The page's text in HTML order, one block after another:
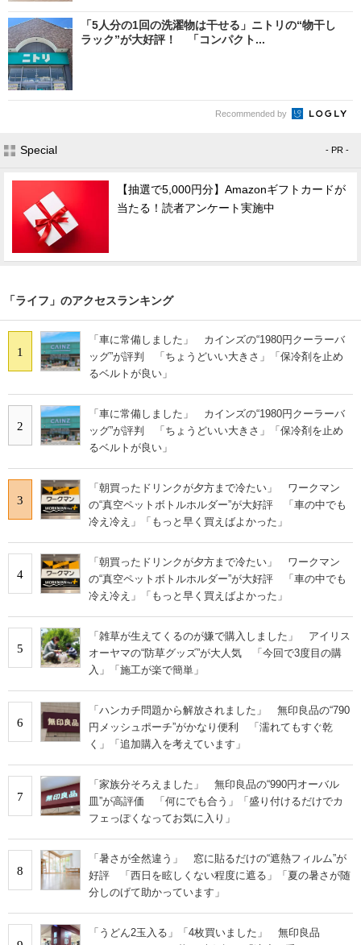
「5人分の1回の洗濯物は干せる」ニトリの“物干し
ラック”が大好評！ 「コンパクト...
Recommended by
Special - PR -
【抽選で5,000円分】Amazonギフトカードが
当たる！読者アンケート実施中
「ライフ」のアクセスランキング
1
「車に常備しました」 カインズの“1980円クーラーバ
ッグ”が評判 「ちょうどいい大きさ」「保冷剤を止め
るベルトが良い」
2
「車に常備しました」 カインズの“1980円クーラーバ
ッグ”が評判 「ちょうどいい大きさ」「保冷剤を止め
るベルトが良い」
3
「朝買ったドリンクが夕方まで冷たい」 ワークマン
の“真空ペットボトルホルダー”が大好評 「車の中でも
冷え冷え」「もっと早く買えばよかった」
4
「朝買ったドリンクが夕方まで冷たい」 ワークマン
の“真空ペットボトルホルダー”が大好評 「車の中でも
冷え冷え」「もっと早く買えばよかった」
5
「雑草が生えてくるのが嫌で購入しました」 アイリス
オーヤマの“防草グッズ”が大人気 「今回で3度目の購
入」「施工が楽で簡単」
6
「ハンカチ問題から解放されました」 無印良品の“790
円メッシュポーチ”がかなり便利 「濡れてもすぐ乾
く」「追加購入を考えています」
7
「家族分そろえました」 無印良品の“990円オーバル
皿”が高評価 「何にでも合う」「盛り付けるだけでカ
フェっぽくなってお気に入り」
8
「暑さが全然違う」 窓に貼るだけの“遮熱フィルム”が
好評 「西日を眩しくない程度に遮る」「夏の暑さが随
分しのげて助かっています」
「うどん2玉入る」「4枚買いました」 無印良品